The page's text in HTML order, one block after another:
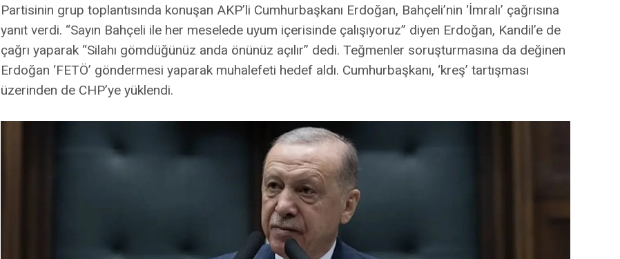
Partisinin grup toplantısında konuşan AKP’li Cumhurbaşkanı Erdoğan, Bahçeli’nin ‘İmralı’ çağrısına
yanıt verdi. “Sayın Bahçeli ile her meselede uyum içerisinde çalışıyoruz” diyen Erdoğan, Kandil’e de
çağrı yaparak “Silahı gömdüğünüz anda önünüz açılır” dedi. Teğmenler soruşturmasına da değinen
Erdoğan ‘FETÖ’ göndermesi yaparak muhalefeti hedef aldı. Cumhurbaşkanı, ‘kreş’ tartışması
üzerinden de CHP’ye yüklendi.